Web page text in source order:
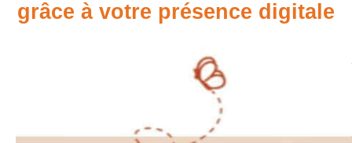
grâce à votre présence digitale